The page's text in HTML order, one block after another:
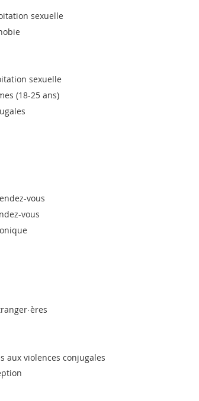
sexuelle
sexuelle
(18-25 ans)
vous
vous
aux violences conjugales